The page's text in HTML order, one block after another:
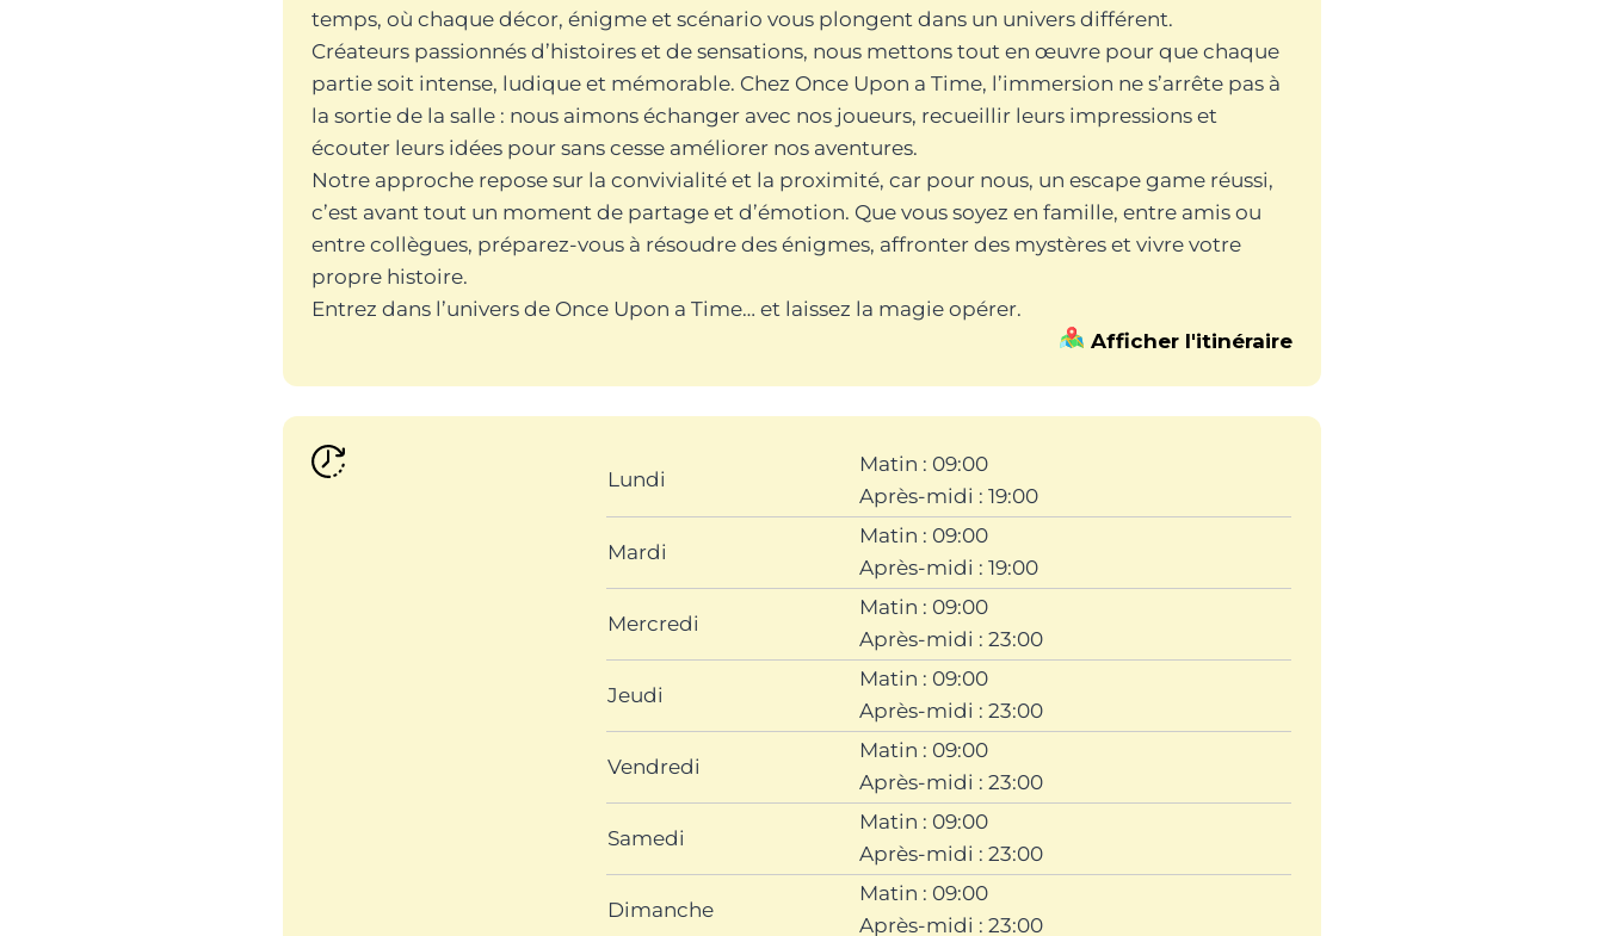
temps, où chaque décor, énigme et scénario vous plongent dans un univers différent.
Créateurs passionnés d’histoires et de sensations, nous mettons tout en œuvre pour que chaque
partie soit intense, ludique et mémorable. Chez Once Upon a Time, l’immersion ne s’arrête pas à
la sortie de la salle : nous aimons échanger avec nos joueurs, recueillir leurs impressions et
écouter leurs idées pour sans cesse améliorer nos aventures.
Notre approche repose sur la convivialité et la proximité, car pour nous, un escape game réussi,
c’est avant tout un moment de partage et d’émotion. Que vous soyez en famille, entre amis ou
entre collègues, préparez-vous à résoudre des énigmes, affronter des mystères et vivre votre
propre histoire.
Entrez dans l’univers de Once Upon a Time… et laissez la magie opérer.
Afficher l'itinéraire
Lundi
Matin : 09:00
Après-midi : 19:00
Mardi
Matin : 09:00
Après-midi : 19:00
Mercredi
Matin : 09:00
Après-midi : 23:00
Jeudi
Matin : 09:00
Après-midi : 23:00
Vendredi
Matin : 09:00
Après-midi : 23:00
Samedi
Matin : 09:00
Après-midi : 23:00
Dimanche
Matin : 09:00
Après-midi : 23:00